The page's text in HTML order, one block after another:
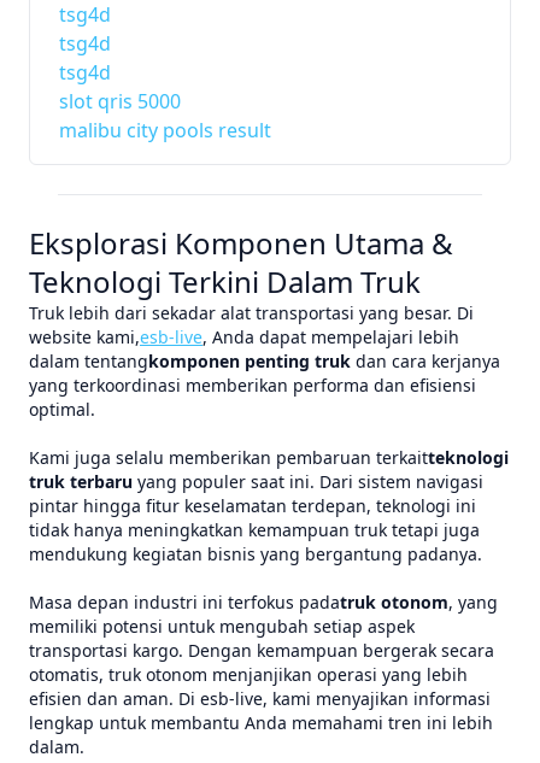
tsg4d
tsg4d
tsg4d
slot qris 5000
malibu city pools result
Eksplorasi Komponen Utama &
Teknologi Terkini Dalam Truk
Truk lebih dari sekadar alat transportasi yang besar. Di
website kami,esb-live, Anda dapat mempelajari lebih
dalam tentangkomponen penting truk dan cara kerjanya
yang terkoordinasi memberikan performa dan efisiensi
optimal.
Kami juga selalu memberikan pembaruan terkaitteknologi
truk terbaru yang populer saat ini. Dari sistem navigasi
pintar hingga fitur keselamatan terdepan, teknologi ini
tidak hanya meningkatkan kemampuan truk tetapi juga
mendukung kegiatan bisnis yang bergantung padanya.
Masa depan industri ini terfokus padatruk otonom, yang
memiliki potensi untuk mengubah setiap aspek
transportasi kargo. Dengan kemampuan bergerak secara
otomatis, truk otonom menjanjikan operasi yang lebih
efisien dan aman. Di esb-live, kami menyajikan informasi
lengkap untuk membantu Anda memahami tren ini lebih
dalam.